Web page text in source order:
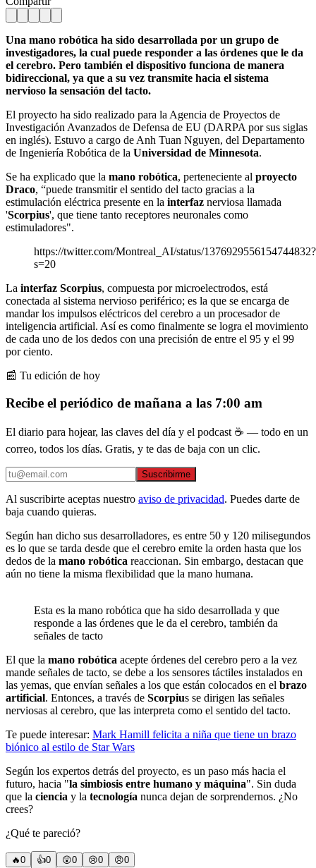
Una mano robótica ha sido desarrollada por un grupo de
investigadores, la cual puede responder a las órdenes que le da
el cerebro. Pero también el dispositivo funciona de manera
bidireccional, ya que a su vez transmite hacia el sistema
nervioso la sensación del tacto.
El proyecto ha sido realizado para la Agencia de Proyectos de
Investigación Avanzados de Defensa de EU (DARPA por sus siglas
en inglés). Estuvo a cargo de Anh Tuan Nguyen, del Departamento
de Ingeniería Robótica de la Universidad de Minnesota.
Se ha explicado que la mano robótica, perteneciente al proyecto
Draco, “puede transmitir el sentido del tacto gracias a la
estimulación eléctrica presente en la interfaz nerviosa llamada
'Scorpius', que tiene tanto receptores neuronales como
estimuladores".
https://twitter.com/Montreal_AI/status/1376929556154744832?
s=20
La interfaz Scorpius, compuesta por microelectrodos, está
conectada al sistema nervioso periférico; es la que se encarga de
mandar los impulsos eléctricos del cerebro a un procesador de
inteligencia artificial. Así es como finalmente se logra el movimiento
de cada uno de los dedos con una precisión de entre el 95 y el 99
por ciento.
📰 Tu edición de hoy
Recibe el periódico de mañana a las 7:00 am
El diario para hojear, las claves del día y el podcast ☕ — todo en un
correo, todos los días. Gratis, y te das de baja con un clic.
Suscribirme
Al suscribirte aceptas nuestro aviso de privacidad. Puedes darte de
baja cuando quieras.
Según han dicho sus desarrolladores, es entre 50 y 120 milisegundos
es lo que se tarda desde que el cerebro emite la orden hasta que los
dedos de la mano robótica reaccionan. Sin embargo, destacan que
aún no tiene la misma flexibilidad que la mano humana.
Esta es la mano robótica que ha sido desarrollada y que
responde a las órdenes que le da el cerebro, también da
señales de tacto
El que la mano robótica acepte órdenes del cerebro pero a la vez
mande señales de tacto, se debe a los sensores táctiles instalados en
las yemas, que envían señales a los que están colocados en el brazo
artificial. Entonces, a través de Scorpius se dirigen las señales
nerviosas al cerebro, que las interpreta como el sentido del tacto.
Te puede interesar: Mark Hamill felicita a niña que tiene un brazo
biónico al estilo de Star Wars
Según los expertos detrás del proyecto, es un paso más hacia el
futuro, hacia "la simbiosis entre humano y máquina". Sin duda
que la ciencia y la tecnología nunca dejan de sorprendernos. ¿No
crees?
¿Qué te pareció?
🔥0 👍0 😲0 😢0 😠0